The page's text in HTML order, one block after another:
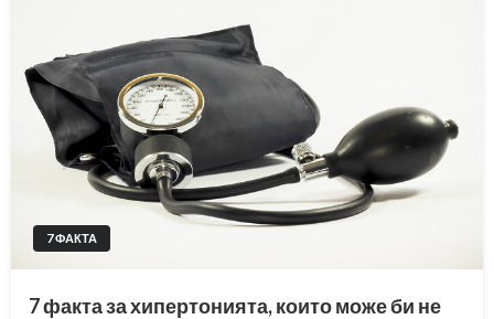
7 ФАКТА
7 факта за хипертонията, които може би не